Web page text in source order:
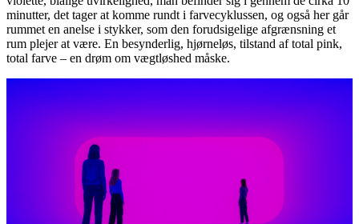
minutter, det tager at komme rundt i farvecyklussen, og også her går
rummet en anelse i stykker, som den forudsigelige afgrænsning et
rum plejer at være. En besynderlig, hjørneløs, tilstand af total pink,
total farve – en drøm om vægtløshed måske.